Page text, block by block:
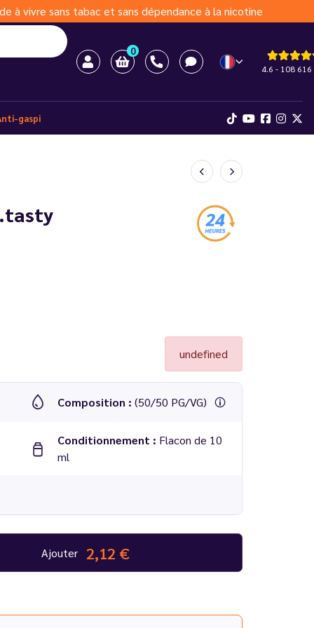
à vivre sans tabac et sans dépendance à la nicotine
0
4.6 - 108 616
gaspi
undefined
Composition : (50/50 PG/VG)
Conditionnement : Flacon de 10
ml
Ajouter 2,12 €